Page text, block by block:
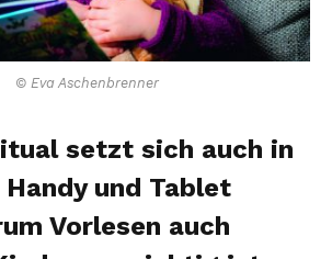
© Eva Aschenbrenner
setzt sich auch in
und Tablet
Vorlesen auch